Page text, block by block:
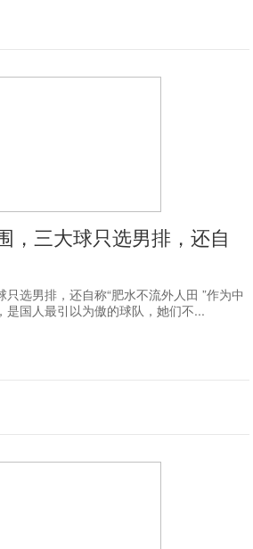
，三大球只选男排，还自
选男排，还自称“肥水不流外人田 ”作为中
是国人最引以为傲的球队，她们不...